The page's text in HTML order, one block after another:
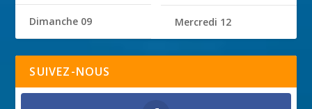
Dimanche 09 Mercredi 12
SUIVEZ-NOUS